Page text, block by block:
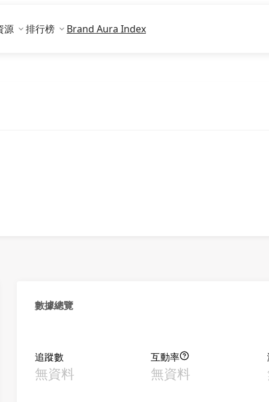
源 排行榜 Brand Aura Index
數據總覽
追蹤數
無資料
互動率
無資料